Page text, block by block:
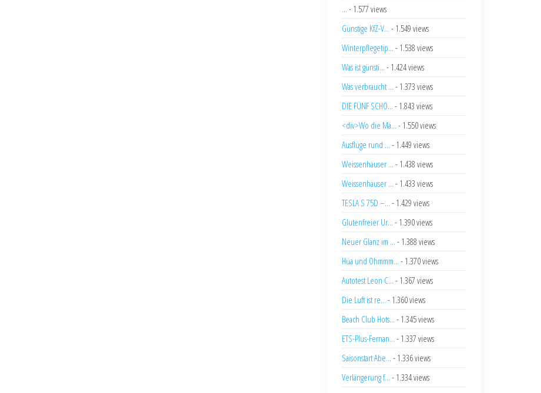
... - 1.577 views
Günstige KfZ-V... - 1.549 views
Winterpflegetip... - 1.538 views
Was ist günsti... - 1.424 views
Was verbraucht ... - 1.373 views
DIE FÜNF SCHÖ... - 1.843 views
<div>Wo die Mä... - 1.550 views
Ausflüge rund ... - 1.449 views
Weissenhäuser ... - 1.438 views
Weissenhäuser ... - 1.433 views
TESLA S 75D –... - 1.429 views
Glutenfreier Ur... - 1.390 views
Neuer Glanz im ... - 1.388 views
Hüa und Ohmmm... - 1.370 views
Autotest Leon C... - 1.367 views
Die Luft ist re... - 1.360 views
Beach Club Hots... - 1.345 views
ETS-Plus-Fernan... - 1.337 views
Saisonstart Abe... - 1.336 views
Verlängerung f... - 1.334 views